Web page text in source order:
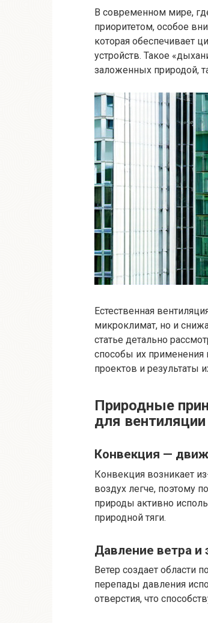
В современном мире,
приоритетом, особое
которая обеспечивает
устройств. Такое
заложенных природой,
Естественная
микроклимат, но и
статье детально
способы их применения
проектов и результаты
Природные
для вентиляции
Конвекция —
Конвекция возникает
воздух легче, поэтому
природы активно
природной тяги.
Давление ветра
Ветер создает области
перепады давления
отверстия, что